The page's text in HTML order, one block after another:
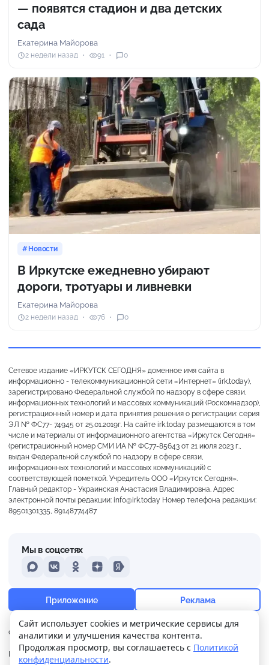
+18° Слабая морось
Ощущается как +18
23 м/с 758 мм 68%
— появятся стадион и два детских
сада
Екатерина Майорова
2 недели назад 91 0
Новости
В Иркутске ежедневно убирают
дороги, тротуары и ливневки
Екатерина Майорова
2 недели назад 76 0
Сетевое издание «ИРКУТСК СЕГОДНЯ» доменное имя сайта в
информационно - телекоммуникационной сети «Интернет» (irk.today),
зарегистрировано Федеральной службой по надзору в сфере связи,
информационных технологий и массовых коммуникаций (Роскомнадзор),
регистрационный номер и дата принятия решения о регистрации: серия
ЭЛ № ФС77- 74945 от 25.01.2019г. На сайте irk.today размещаются в том
числе и материалы от информационного агентства «Иркутск Сегодня»
(регистрационный номер СМИ ИА № ФС77-85643 от 21 июля 2023 г.,
выдан Федеральной службой по надзору в сфере связи,
информационных технологий и массовых коммуникаций) с
соответствующей пометкой. Учредитель ООО «Иркутск Сегодня».
Главный редактор - Украинская Анастасия Владимировна. Адрес
электронной почты редакции: info@irk.today Номер телефона редакции:
89501301335, 89148774487
О нас Контакты Прислать новость
Реклама
Политика
конфиденциальности
Мы в соцсетях
MAXVKontakteOdnoklassniki
DzenYandex
Приложение Реклама
Сайт использует cookies и метрические сервисы для
аналитики и улучшения качества контента.
Продолжая просмотр, вы соглашаетесь с Политикой
конфиденциальности.